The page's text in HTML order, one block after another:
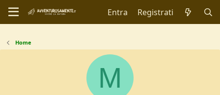
Entra Registrati
Home
M